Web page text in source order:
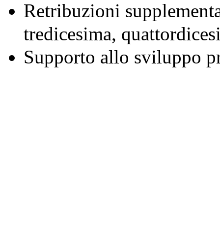
Retribuzioni
tredicesima,
Supporto allo sviluppo